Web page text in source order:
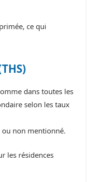
ce qui
dans toutes les
selon les taux
non mentionné.
les résidences